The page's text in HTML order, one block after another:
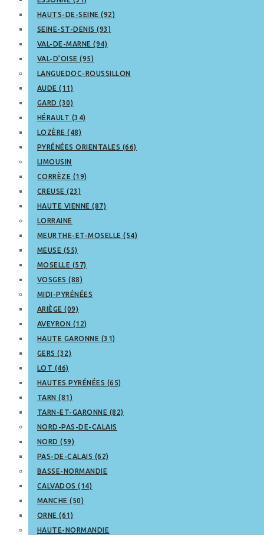
HAUTS-DE-SEINE (92)
SEINE-ST-DENIS (93)
VAL-DE-MARNE (94)
VAL-D’OISE (95)
LANGUEDOC-ROUSSILLON
AUDE (11)
GARD (30)
HÉRAULT (34)
LOZÈRE (48)
PYRÉNÉES ORIENTALES (66)
LIMOUSIN
CORRÈZE (19)
CREUSE (23)
HAUTE VIENNE (87)
LORRAINE
MEURTHE-ET-MOSELLE (54)
MEUSE (55)
MOSELLE (57)
VOSGES (88)
MIDI-PYRÉNÉES
ARIÈGE (09)
AVEYRON (12)
HAUTE GARONNE (31)
GERS (32)
LOT (46)
HAUTES PYRÉNÉES (65)
TARN (81)
TARN-ET-GARONNE (82)
NORD-PAS-DE-CALAIS
NORD (59)
PAS-DE-CALAIS (62)
BASSE-NORMANDIE
CALVADOS (14)
MANCHE (50)
ORNE (61)
HAUTE-NORMANDIE